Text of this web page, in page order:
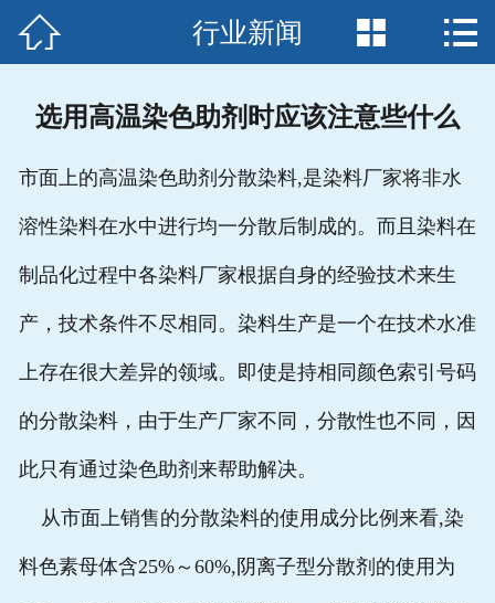
首页
诚聘英才
在线留言
 行业新闻  
选用高温染色助剂时应该注意些什么
市面上的高温染色助剂分散染料,是染料厂家将非水
溶性染料在水中进行均一分散后制成的。而且染料在
制品化过程中各染料厂家根据自身的经验技术来生
产，技术条件不尽相同。染料生产是一个在技术水准
上存在很大差异的领域。即使是持相同颜色索引号码
的分散染料，由于生产厂家不同，分散性也不同，因
此只有通过染色助剂来帮助解决。
从市面上销售的分散染料的使用成分比例来看,染
料色素母体含25%～60%,阴离子型分散剂的使用为